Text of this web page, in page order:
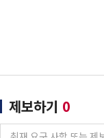
제보하기 0